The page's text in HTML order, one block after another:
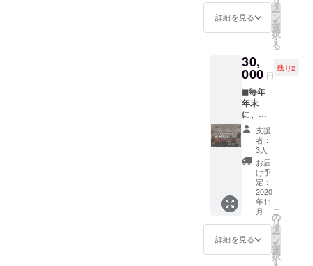
曜日
11:00~
14:00（
・場
所：千
葉県市
川市
（京成
菅野駅
徒歩3分
／JR本
八幡駅
徒歩15
分／JR
市川駅
徒歩20
分） ・
有効期
限：
2020年
動報告
レポー
ト
（オー
での道
のり＆
スタッ
フ紹介
／pdfに
てお送
りしま
す） ・
ダイ
バーシ
ティ工
房2019
年次報
告書
(pdfに
てお送
りしま
詳細を見る
タ
ー
ン
を
選
択
す
る
30,
000 円
残り2
◼︎毎年
年末
に、職
員や関
係者を
対象に
開催さ
れる、
ダイ
バーシ
ティ工
房の事
業報告
会へご
招待し
ます。
支援
者：
3人
お届
け予
定：
2020
年11
月
詳細を見る
こ
の
リ
タ
ー
ン
を
選
択
す